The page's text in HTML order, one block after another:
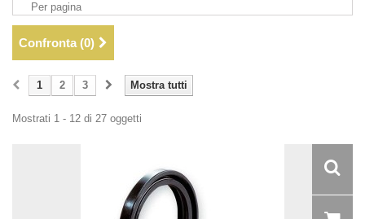
Per pagina
Confronta (0)
Mostra tutti
1 2 3
Mostrati 1 - 12 di 27 oggetti